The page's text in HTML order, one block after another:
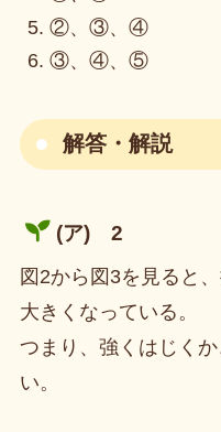
②、③、④
③、④、⑤
解答・解説
(ア) 2
図2から図3を見ると
大きくなっている。
つまり、強くはじく
い。